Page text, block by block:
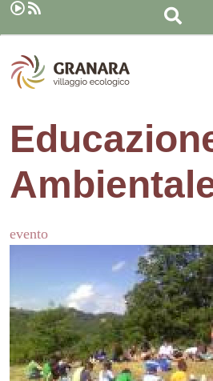
Salta al contenuto principale
evento